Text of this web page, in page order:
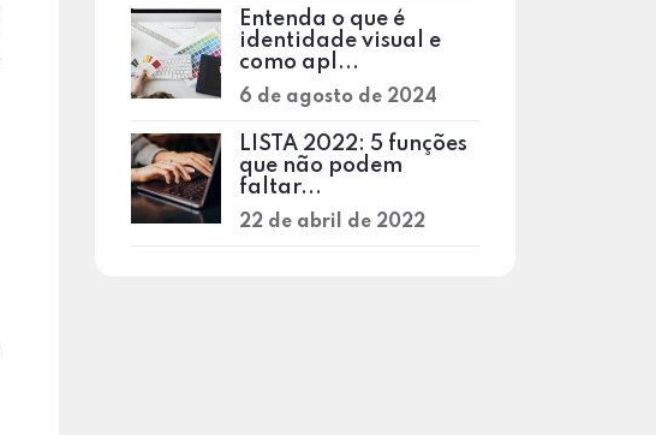
Entenda o que é
identidade visual e
como apl...
6 de agosto de 2024
LISTA 2022: 5 funções
que não podem
faltar...
22 de abril de 2022